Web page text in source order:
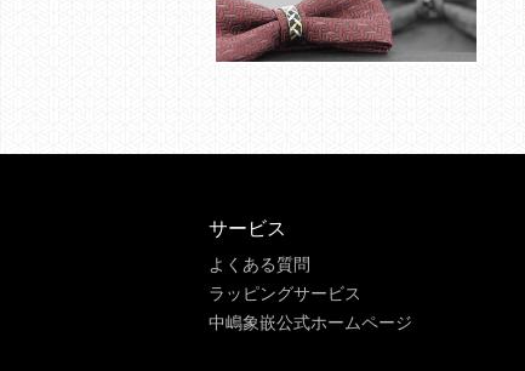
サービス
よくある質問
ラッピングサービス
中嶋象嵌公式ホームページ